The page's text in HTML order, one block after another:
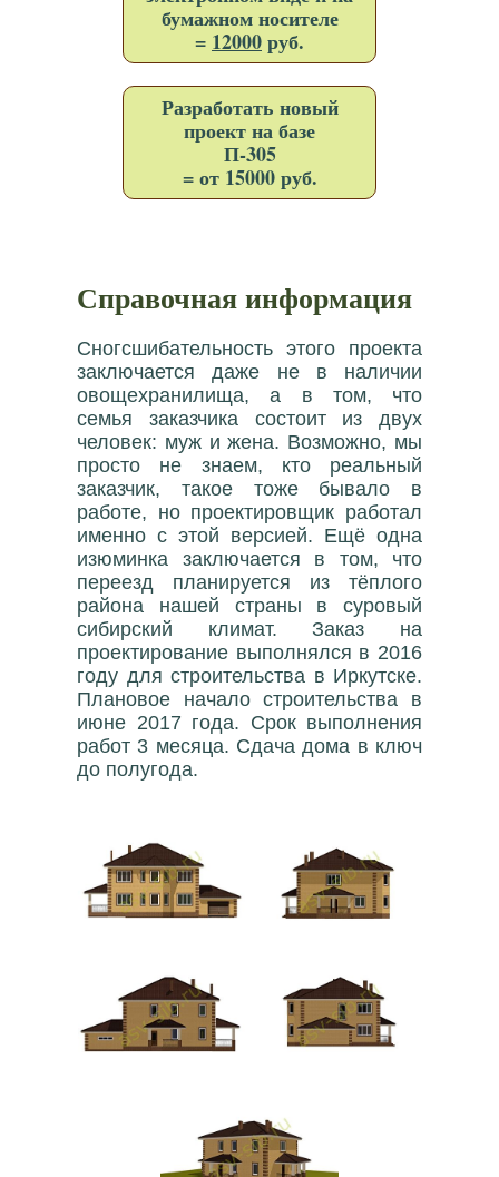
бумажном носителе
= 12000руб.
Разработать новый
проект на базе
П-305
= от 15000 руб.
Справочная информация
Сногсшибательность этого проекта
заключается даже не в наличии
овощехранилища, а в том, что
семья заказчика состоит из двух
человек: муж и жена. Возможно, мы
просто не знаем, кто реальный
заказчик, такое тоже бывало в
работе, но проектировщик работал
именно с этой версией. Ещё одна
изюминка заключается в том, что
переезд планируется из тёплого
района нашей страны в суровый
сибирский климат. Заказ на
проектирование выполнялся в 2016
году для строительства в Иркутске.
Плановое начало строительства в
июне 2017 года. Срок выполнения
работ 3 месяца. Сдача дома в ключ
до полугода.